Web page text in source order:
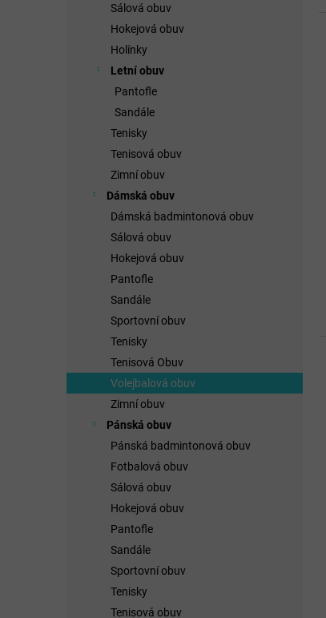
Sálová obuv
Hokejová obuv
Holínky
Letní obuv
Pantofle
Sandále
Tenisky
Tenisová obuv
Zimní obuv
Dámská obuv
Dámská badmintonová obuv
Sálová obuv
Hokejová obuv
Pantofle
Sandále
Sportovní obuv
Tenisky
Tenisová Obuv
Volejbalová obuv
Zimní obuv
Pánská obuv
Pánská badmintonová obuv
Fotbalová obuv
Sálová obuv
Hokejová obuv
Pantofle
Sandále
Sportovní obuv
Tenisky
Tenisová obuv